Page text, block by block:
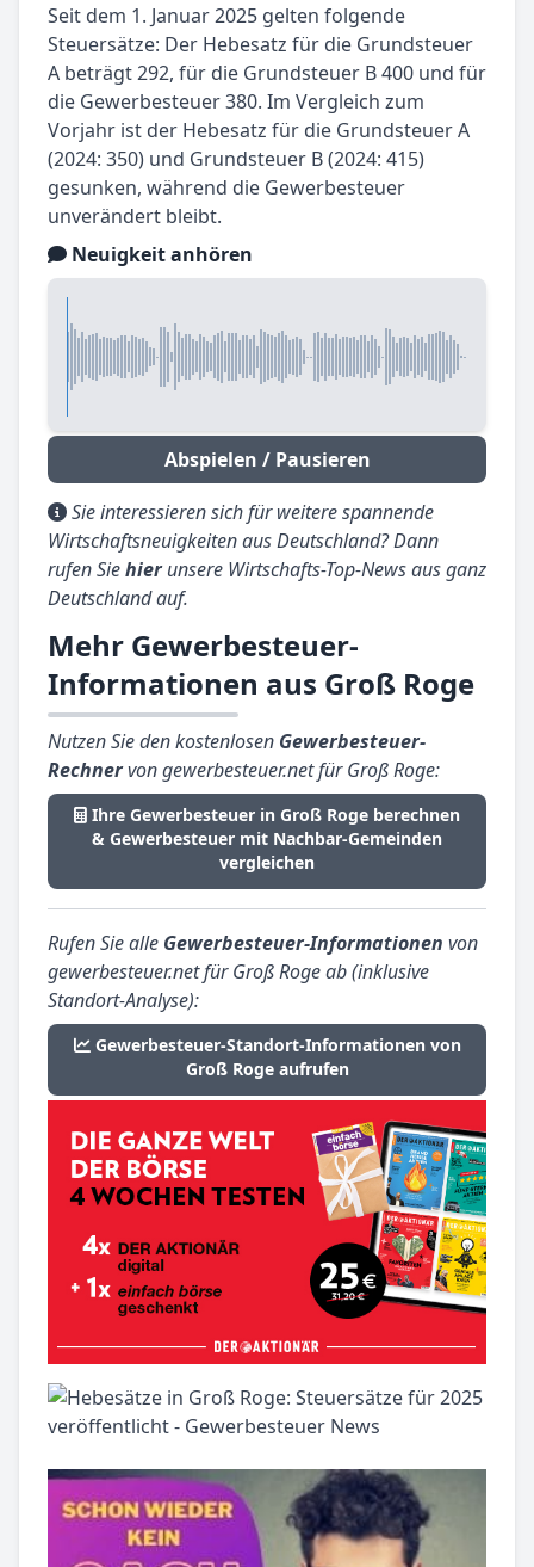
Seit dem 1. Januar 2025 gelten folgende
Steuersätze: Der Hebesatz für die Grundsteuer
A beträgt 292, für die Grundsteuer B 400 und für
die Gewerbesteuer 380. Im Vergleich zum
Vorjahr ist der Hebesatz für die Grundsteuer A
(2024: 350) und Grundsteuer B (2024: 415)
gesunken, während die Gewerbesteuer
unverändert bleibt.
Neuigkeit anhören
Abspielen / Pausieren
Sie interessieren sich für weitere spannende
Wirtschaftsneuigkeiten aus Deutschland? Dann
rufen Siehierunsere Wirtschafts-Top-News aus ganz
Deutschland auf.
Mehr Gewerbesteuer-
Informationen aus Groß Roge
Nutzen Sie den kostenlosen Gewerbesteuer-
Rechnervon gewerbesteuer.net für Groß Roge:
Ihre Gewerbesteuer in Groß Roge berechnen
& Gewerbesteuer mit Nachbar-Gemeinden
vergleichen
Rufen Sie alle Gewerbesteuer-Informationen von
gewerbesteuer.net für Groß Roge ab (inklusive
Standort-Analyse):
Gewerbesteuer-Standort-Informationen von
Groß Roge aufrufen